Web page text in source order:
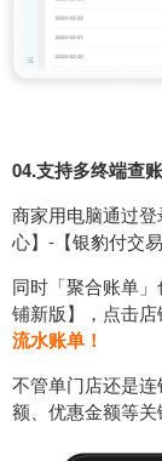
04.支持多终端查账
商家用电脑通过
心】-【银豹付交
同时「聚合账单
铺新版】，点击
流水账单！
不管单门店还是
额、优惠金额等关